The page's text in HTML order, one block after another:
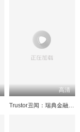
高清
Trustor丑闻：瑞典金融案内幕